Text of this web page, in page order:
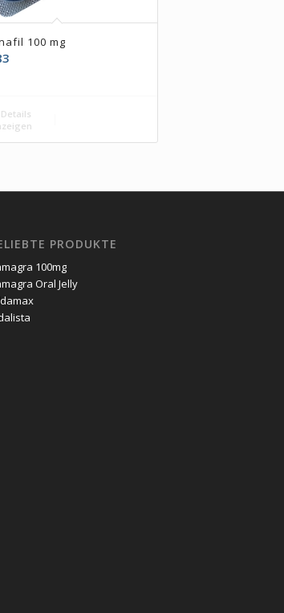
100 mg
Details
PRODUKTE
100mg
Oral Jelly